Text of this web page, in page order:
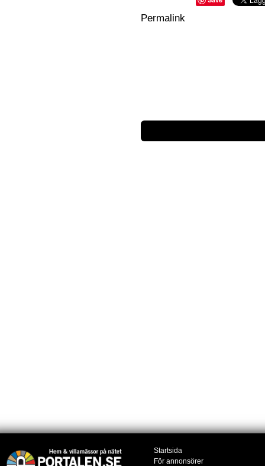
Permalink
Startsida
För annonsörer